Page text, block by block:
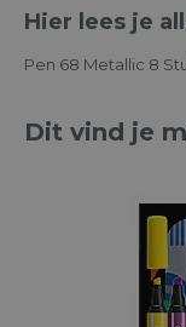
Hier lees je
Pen 68 Metallic 8
Dit vind je